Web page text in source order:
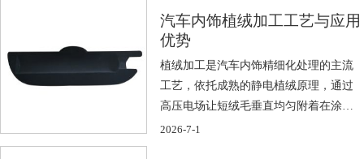
汽车内饰植绒加工工艺与应用
优势
植绒加工是汽车内饰精细化处理的主流
工艺，依托成熟的静电植绒原理，通过
高压电场让短绒毛垂直均匀附着在涂胶
基材表面 […]
2026-7-1